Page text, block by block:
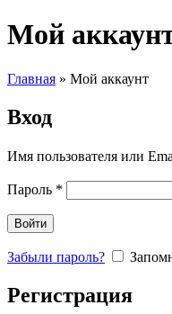
Мой
Главная » Мой аккаунт
Вход
Имя пользователя или
Пароль *
Войти
Забыли пароль?
Регистрация